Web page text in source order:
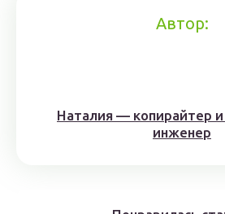
Автор:
Наталия — копирайтер
инженер